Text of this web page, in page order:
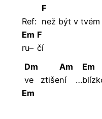
Ref:
F
než být v tvém
Em
ru–
F
čí
Dm
ve
ztiše
Am
ní
…
Em
Em